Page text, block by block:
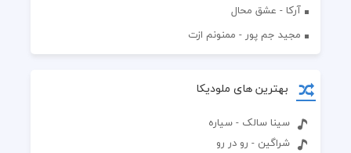
آرکا - عشق محال
مجید جم پور - ممنونم ازت
بهترین های ملودیکا
سینا سالک - سیاره
شراگین - رو در رو